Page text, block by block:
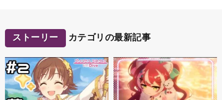
ストーリー カテゴリの最新記事